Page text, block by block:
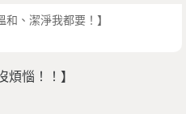
和、潔淨我都要！】